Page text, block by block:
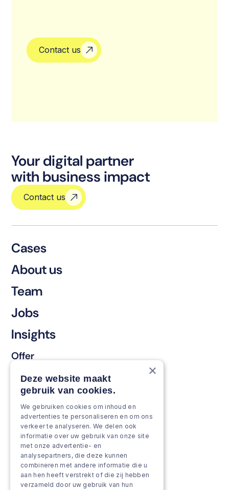
Contact us
Your digital partner
with business impact
Contact us
Cases
About us
Team
Jobs
Insights
Offer
Keep & renew
Strengthen & broaden
Grow & Innovate
Approach
Projects
Team as a service
×
Deze website maakt
gebruik van cookies.
We gebruiken cookies om inhoud en
advertenties te personaliseren en om ons
verkeer te analyseren. We delen ook
informatie over uw gebruik van onze site
met onze advertentie- en
analysepartners, die deze kunnen
combineren met andere informatie die u
aan hen heeft verstrekt of die zij hebben
verzameld door uw gebruik van hun